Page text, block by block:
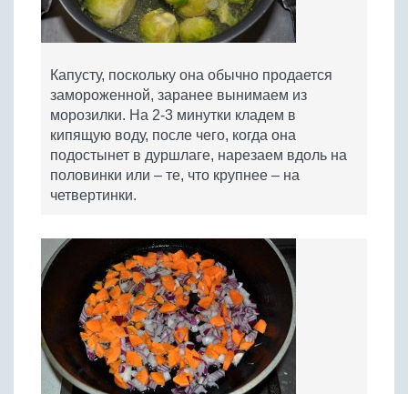
Капусту, поскольку она обычно продается
замороженной, заранее вынимаем из
морозилки. На 2-3 минутки кладем в
кипящую воду, после чего, когда она
подостынет в дуршлаге, нарезаем вдоль на
половинки или – те, что крупнее – на
четвертинки.